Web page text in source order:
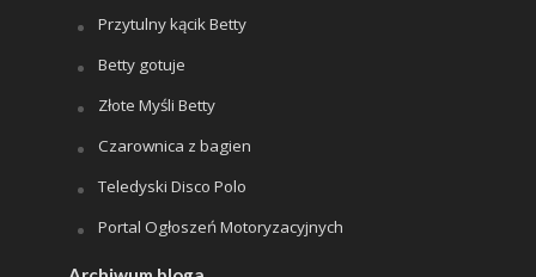
Przytulny kącik Betty
Betty gotuje
Złote Myśli Betty
Czarownica z bagien
Teledyski Disco Polo
Portal Ogłoszeń Motoryzacyjnych